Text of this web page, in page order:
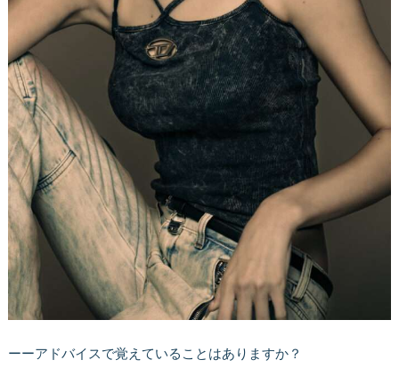
ーーアドバイスで覚えていることはありますか？